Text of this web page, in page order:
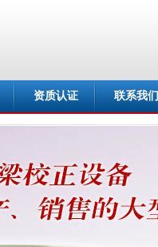
资质认证 联系我们